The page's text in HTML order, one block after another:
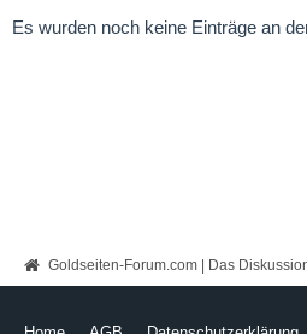
Goldseiten-Forum.com | Das
Es wurden noch keine Einträge an